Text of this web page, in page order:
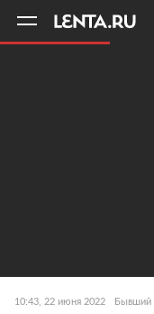
10:43, 22 июня 2022 Бывший